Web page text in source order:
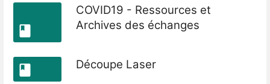
COVID19 - Ressources et
Archives des échanges
Découpe Laser